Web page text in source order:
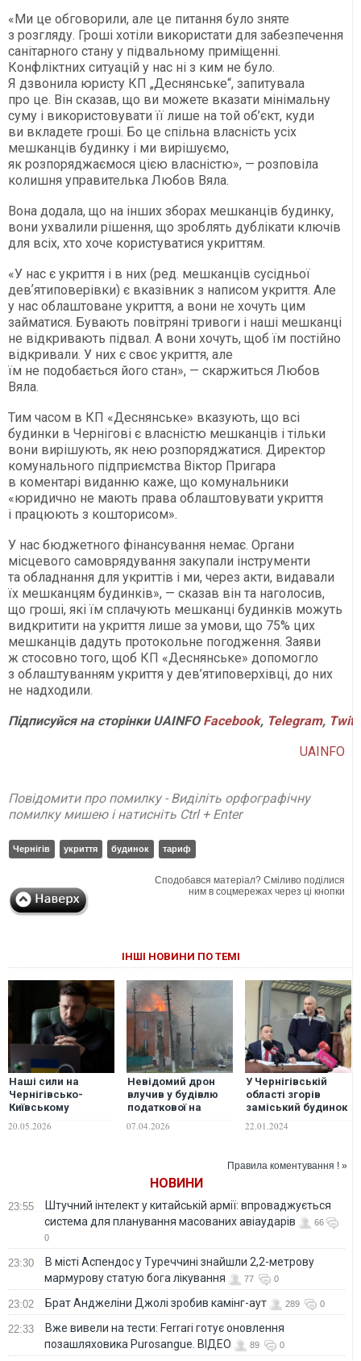
«Ми це обговорили, але це питання було зняте
з розгляду. Гроші хотіли використати для забезпечення
санітарного стану у підвальному приміщенні.
Конфліктних ситуацій у нас ні з ким не було.
Я дзвонила юристу КП „Деснянське“, запитувала
про це. Він сказав, що ви можете вказати мінімальну
суму і використовувати її лише на той об’єкт, куди
ви вкладете гроші. Бо це спільна власність усіх
мешканців будинку і ми вирішуємо,
як розпоряджаємося цією власністю», — розповіла
колишня управителька Любов Вяла.
Вона додала, що на інших зборах мешканців будинку,
вони ухвалили рішення, що зроблять дублікати ключів
для всіх, хто хоче користуватися укриттям.
«У нас є укриття і в них (ред. мешканців сусідньої
девʼятиповерівки) є вказівник з написом укриття. Але
у нас облаштоване укриття, а вони не хочуть цим
займатися. Бувають повітряні тривоги і наші мешканці
не відкривають підвал. А вони хочуть, щоб їм постійно
відкривали. У них є своє укриття, але
їм не подобається його стан», — скаржиться Любов
Вяла.
Тим часом в КП «Деснянське» вказують, що всі
будинки в Чернігові є власністю мешканців і тільки
вони вирішують, як нею розпоряджатися. Директор
комунального підприємства Віктор Пригара
в коментарі виданню каже, що комунальники
«юридично не мають права облаштовувати укриття
і працюють з кошторисом».
У нас бюджетного фінансування немає. Органи
місцевого самоврядування закупали інструменти
та обладнання для укриттів і ми, через акти, видавали
їх мешканцям будинків», — сказав він та наголосив,
що гроші, які їм сплачують мешканці будинків можуть
видкритити на укриття лише за умови, що 75% цих
мешканців дадуть протокольне погодження. Заяви
ж стосовно того, щоб КП «Деснянське» допомогло
з облаштуванням укриття у дев’ятиповерхівці, до них
не надходили.
ПідписуйсянасторінкиUAINFO Facebook, Telegram,
UAINFO
Повідомити про помилку - Виділіть орфографічну
помилку мишею і натисніть Ctrl + Enter
Чернігів укриття будинок тариф
Сподобався матеріал? Сміливо поділися
ним в соцмережах через ці кнопки
ІНШІ НОВИНИ ПО ТЕМІ
Наші сили на
Чернігівсько-
Київському
збільшені, -
20.05.2026
Невідомий дрон
влучив у будівлю
податкової на
ФОТО. ВІДЕО
07.04.2026
У Чернігівській
області згорів
заміський будинок
Мазепи, – джерела
22.01.2024
Правила коментування ! »
НОВИНИ
23:55
Штучний інтелект у китайській армії: впроваджується
система для планування масованих авіаударів
66
0
23:30
В місті Аспендос у Туреччині знайшли 2,2-метрову
мармурову статую бога лікування
77 0
23:02 Брат Анджеліни Джолі зробив камінг-аут 289 0
22:33
Вже вивели на тести: Ferrari готує оновлення
позашляховика Purosangue. ВІДЕО
89 0